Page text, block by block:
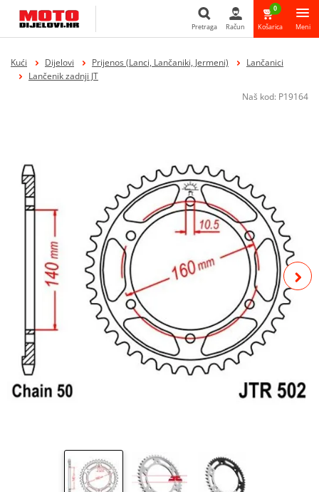
Pretraga
Pretraga Račun
0
Košarica Meni
Kući Dijelovi Prijenos (Lanci, Lančaniki, Jermeni)
Lančanici
Lančenik zadnji JT
Naš kod: P19164